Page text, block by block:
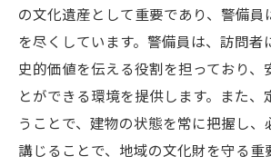
の文化遺産として重要であり、警備員
を尽くしています。警備員は、訪問者
史的価値を伝える役割を担っており、
とができる環境を提供します。また、
うことで、建物の状態を常に把握し、
講じることで、地域の文化財を守る重